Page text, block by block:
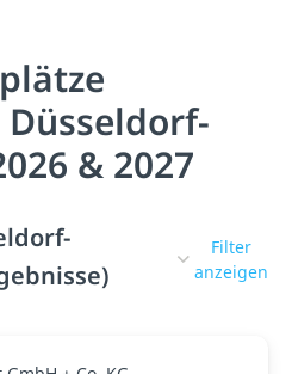
& 2027
Filter
anzeigen